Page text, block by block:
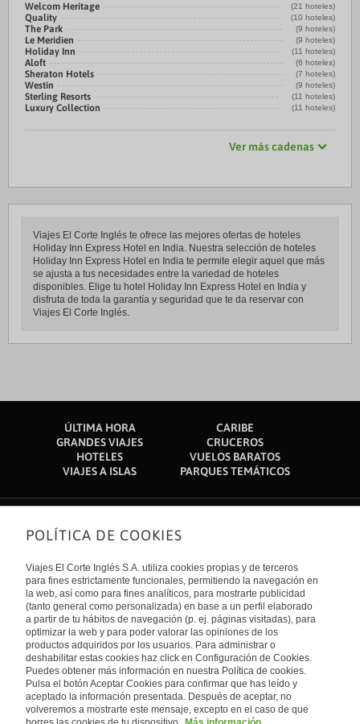
Welcom Heritage (21 hoteles)
Quality (10 hoteles)
The Park (9 hoteles)
Le Meridien (9 hoteles)
Holiday Inn (11 hoteles)
Aloft (6 hoteles)
Sheraton Hotels (7 hoteles)
Westin (9 hoteles)
Sterling Resorts (11 hoteles)
Luxury Collection (11 hoteles)
Ver más cadenas
Viajes El Corte Inglés te ofrece las mejores ofertas de hoteles
Holiday Inn Express Hotel en India. Nuestra selección de hoteles
Holiday Inn Express Hotel en India te permite elegir aquel que más
se ajusta a tus necesidades entre la variedad de hoteles
disponibles. Elige tu hotel Holiday Inn Express Hotel en India y
disfruta de toda la garantía y seguridad que te da reservar con
Viajes El Corte Inglés.
ÚLTIMA HORA
CARIBE
GRANDES VIAJES
CRUCEROS
HOTELES
VUELOS BARATOS
VIAJES A ISLAS
PARQUES TEMÁTICOS
Sobre nosotros
Quiénes somos
Financiación
Sostenibilidad
Turismo accesible
Tarjeta El Corte Inglés
Trabaja con nosotros
El Corte Inglés
Canal Ético
Enlaces de interés
Guías de viaje
Catálogos
Auto check-in
Condiciones Generales
Política de privacidad
Política de cookies
Accesibilidad
Empresas/ Grupos
Internacional
España
Visita nuestro blog
POLÍTICA DE COOKIES
Viajes El Corte Inglés S.A. utiliza cookies propias y de terceros
para fines estrictamente funcionales, permitiendo la navegación en
la web, así como para fines analíticos, para mostrarte publicidad
(tanto general como personalizada) en base a un perfil elaborado
a partir de tu hábitos de navegación (p. ej. páginas visitadas), para
optimizar la web y para poder valorar las opiniones de los
productos adquiridos por los usuarios. Para administrar o
deshabilitar estas cookies haz click en Configuración de Cookies.
Puedes obtener más información en nuestra Política de cookies.
Pulsa el botón Aceptar Cookies para confirmar que has leído y
aceptado la información presentada. Después de aceptar, no
volveremos a mostrarte este mensaje, excepto en el caso de que